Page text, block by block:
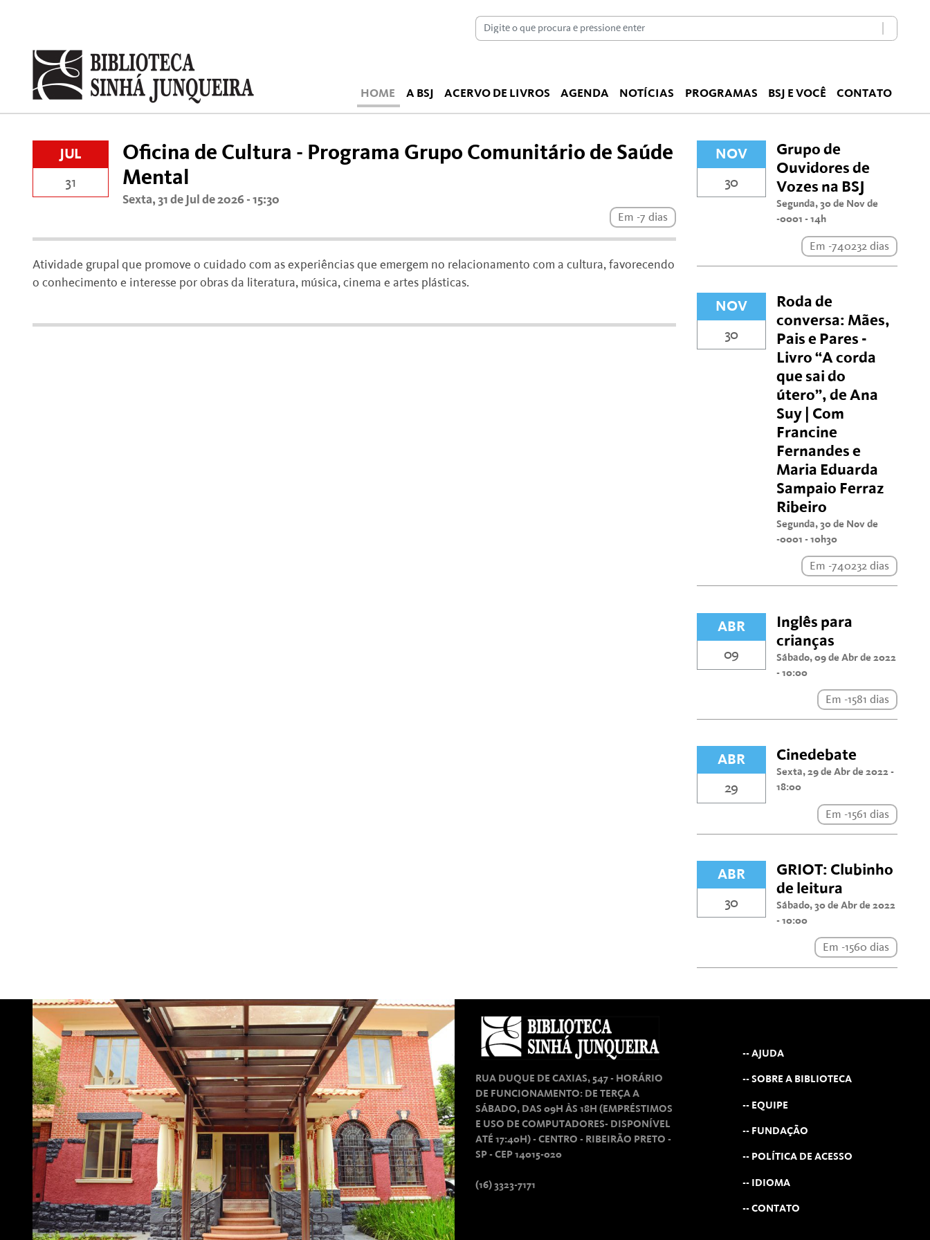
HOME A BSJ ACERVO DE LIVROS AGENDA NOTÍCIAS PROGRAMAS BSJ E VOCÊ CONTATO
JUL
31
Oficina de Cultura - Programa Grupo Comunitário de Saúde
Mental
Sexta, 31 de Jul de 2026 - 15:30
Em -7 dias
Atividade grupal que promove o cuidado com as experiências que emergem no relacionamento com a cultura, favorecendo
o conhecimento e interesse por obras da literatura, música, cinema e artes plásticas.
NOV
30
Grupo de
Ouvidores de
Vozes na BSJ
Segunda, 30 de Nov de
-0001 - 14h
Em -740232 dias
NOV
30
Roda de
conversa: Mães,
Pais e Pares -
Livro “A corda
que sai do
útero”, de Ana
Suy | Com
Francine
Fernandes e
Maria Eduarda
Sampaio Ferraz
Ribeiro
Segunda, 30 de Nov de
-0001 - 10h30
Em -740232 dias
ABR
09
Inglês para
crianças
Sábado, 09 de Abr de 2022
- 10:00
Em -1581 dias
ABR
29
Cinedebate
Sexta, 29 de Abr de 2022 -
18:00
Em -1561 dias
ABR
30
GRIOT: Clubinho
de leitura
Sábado, 30 de Abr de 2022
- 10:00
Em -1560 dias
RUA DUQUE DE CAXIAS, 547 - HORÁRIO
DE FUNCIONAMENTO: DE TERÇA A
SÁBADO, DAS 09H ÀS 18H (EMPRÉSTIMOS
E USO DE COMPUTADORES- DISPONÍVEL
ATÉ 17:40H) - CENTRO - RIBEIRÃO PRETO -
SP - CEP 14015-020
(16) 3323-7171
-- AJUDA
-- SOBRE A BIBLIOTECA
-- EQUIPE
-- FUNDAÇÃO
-- POLÍTICA DE ACESSO
-- IDIOMA
-- CONTATO